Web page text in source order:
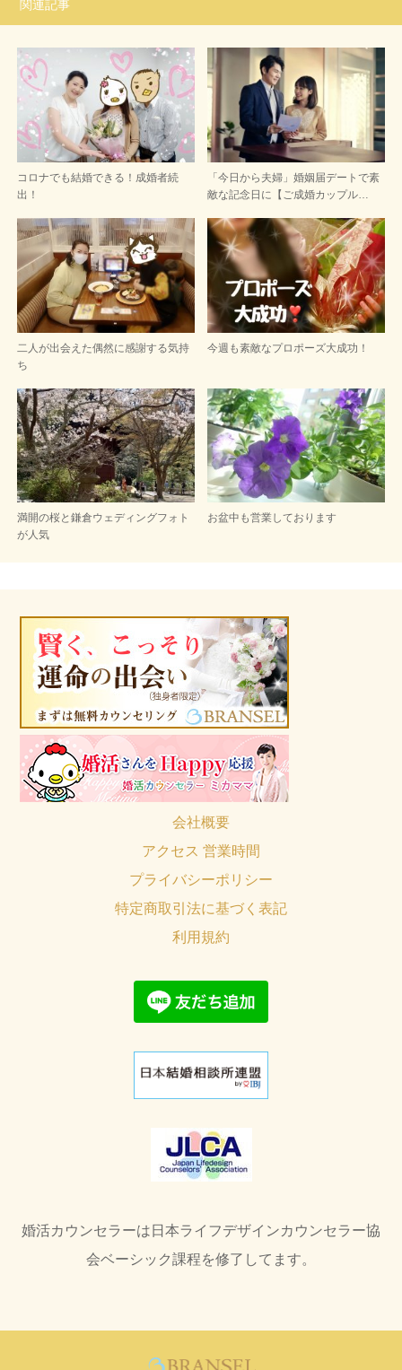
関連記事
コロナでも結婚できる！成婚者続
出！
「今日から夫婦」婚姻届デートで素
敵な記念日に【ご成婚カップル…
二人が出会えた偶然に感謝する気持
ち
今週も素敵なプロポーズ大成功！
満開の桜と鎌倉ウェディングフォト
が人気
お盆中も営業しております
会社概要
アクセス 営業時間
プライバシーポリシー
特定商取引法に基づく表記
利用規約
婚活カウンセラーは日本ライフデザインカウンセラー協
会ベーシック課程を修了してます。